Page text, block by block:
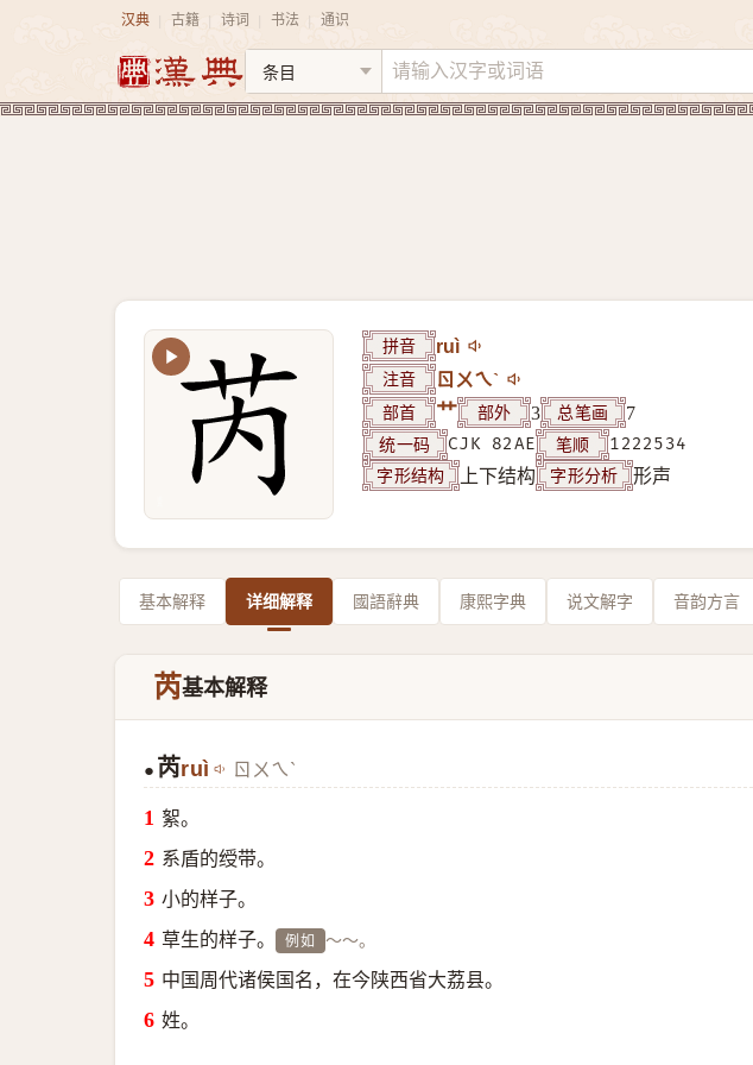
汉典 古籍 诗词 书法 通识
拼音 ruì
注音 ㄖㄨㄟˋ
部首 艹 部外 3 总笔画 7
统一码 CJK 82AE 笔顺 1222534
字形结构 上下结构 字形分析 形声
基本解释 详细解释 國語辭典 康熙字典 说文解字 音韵方言
芮基本解释
● 芮ruì ㄖㄨㄟˋ
絮。
系盾的绶带。
小的样子。
草生的样子。 例如 ～～。
中国周代诸侯国名，在今陕西省大荔县。
姓。